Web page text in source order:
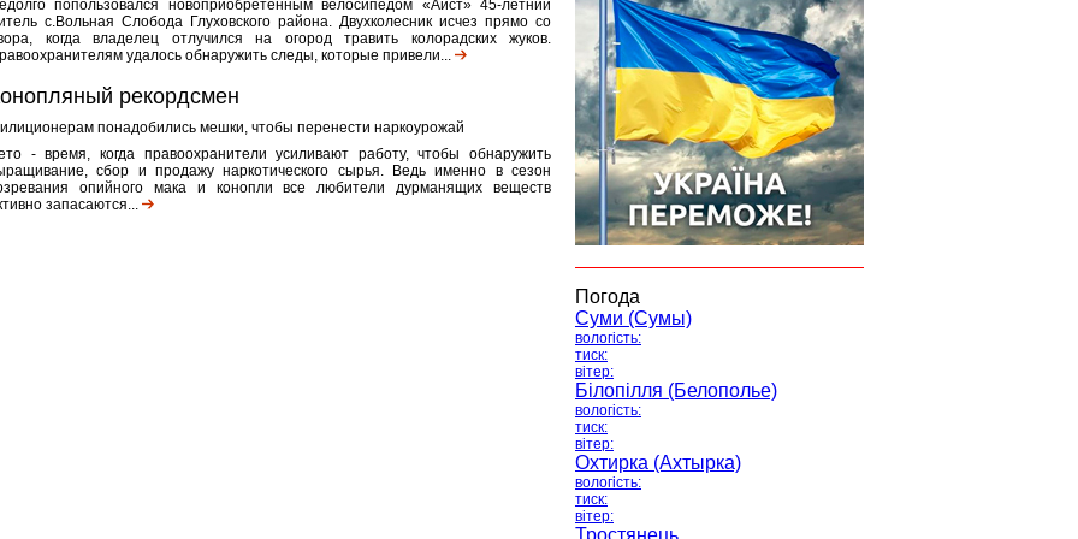
попользовался новоприобретенным велосипедом «Аист» 45-летний
с.Вольная Слобода Глуховского района. Двухколесник исчез прямо со
когда владелец отлучился на огород травить колорадских жуков.
удалось обнаружить следы, которые привели...
рекордсмен
понадобились мешки, чтобы перенести наркоурожай
- время, когда правоохранители усиливают работу, чтобы обнаружить
сбор и продажу наркотического сырья. Ведь именно в сезон
опийного мака и конопли все любители дурманящих веществ
запасаются...
Погода
Суми (Сумы)
вологість:
тиск:
вітер:
Білопілля (Белополье)
вологість:
тиск:
вітер:
Охтирка (Ахтырка)
вологість:
тиск:
вітер:
Тростянець